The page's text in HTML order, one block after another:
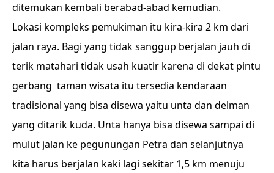
ditemukan kembali berabad-abad kemudian.
Lokasi kompleks pemukiman itu kira-kira 2 km dari
jalan raya. Bagi yang tidak sanggup berjalan jauh di
terik matahari tidak usah kuatir karena di dekat pintu
gerbang taman wisata itu tersedia kendaraan
tradisional yang bisa disewa yaitu unta dan delman
yang ditarik kuda. Unta hanya bisa disewa sampai di
mulut jalan ke pegunungan Petra dan selanjutnya
kita harus berjalan kaki lagi sekitar 1,5 km menuju